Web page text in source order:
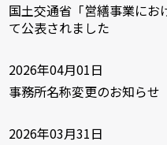
国土交通省「営繕事業にお
て公表されました
2026年04月01日
事務所名称変更のお知らせ
2026年03月31日